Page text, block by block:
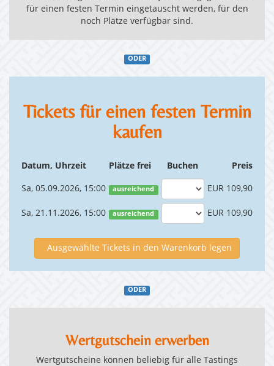
für einen festen Termin eingetauscht werden, für den
noch Plätze verfügbar sind.
ODER
Tickets für einen festen Termin
kaufen
Datum, Uhrzeit Plätze frei Buchen Preis
Sa, 05.09.2026, 15:00 ausreichend EUR 109,90
Sa, 21.11.2026, 15:00 ausreichend EUR 109,90
Ausgewählte Tickets in den Warenkorb legen
ODER
Wertgutschein erwerben
Wertgutscheine können beliebig für alle Tastings